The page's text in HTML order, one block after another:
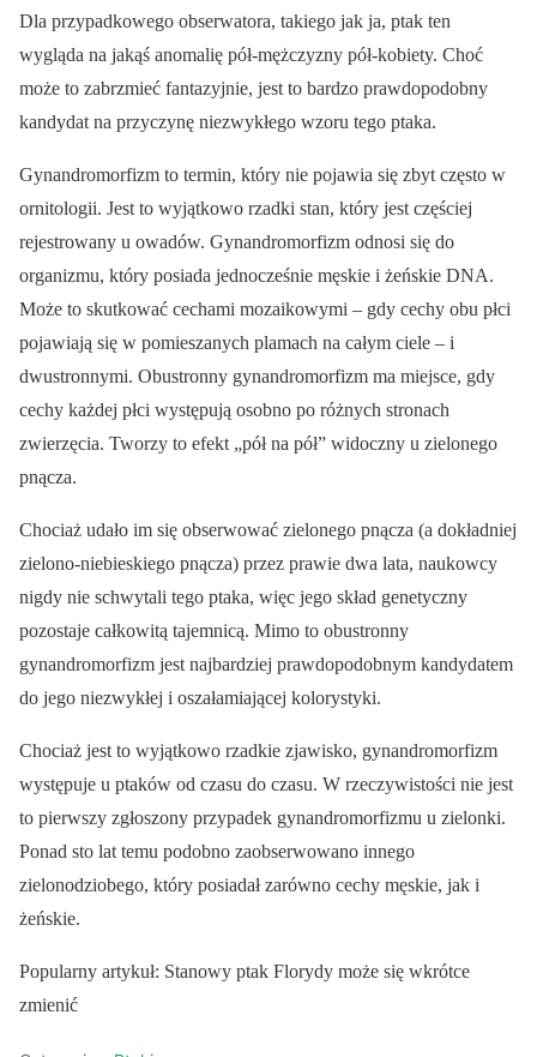
Dla przypadkowego obserwatora, takiego jak ja, ptak ten
wygląda na jakąś anomalię pół-mężczyzny pół-kobiety. Choć
może to zabrzmieć fantazyjnie, jest to bardzo prawdopodobny
kandydat na przyczynę niezwykłego wzoru tego ptaka.
Gynandromorfizm to termin, który nie pojawia się zbyt często w
ornitologii. Jest to wyjątkowo rzadki stan, który jest częściej
rejestrowany u owadów. Gynandromorfizm odnosi się do
organizmu, który posiada jednocześnie męskie i żeńskie DNA.
Może to skutkować cechami mozaikowymi – gdy cechy obu płci
pojawiają się w pomieszanych plamach na całym ciele – i
dwustronnymi. Obustronny gynandromorfizm ma miejsce, gdy
cechy każdej płci występują osobno po różnych stronach
zwierzęcia. Tworzy to efekt „pół na pół” widoczny u zielonego
pnącza.
Chociaż udało im się obserwować zielonego pnącza (a dokładniej
zielono-niebieskiego pnącza) przez prawie dwa lata, naukowcy
nigdy nie schwytali tego ptaka, więc jego skład genetyczny
pozostaje całkowitą tajemnicą. Mimo to obustronny
gynandromorfizm jest najbardziej prawdopodobnym kandydatem
do jego niezwykłej i oszałamiającej kolorystyki.
Chociaż jest to wyjątkowo rzadkie zjawisko, gynandromorfizm
występuje u ptaków od czasu do czasu. W rzeczywistości nie jest
to pierwszy zgłoszony przypadek gynandromorfizmu u zielonki.
Ponad sto lat temu podobno zaobserwowano innego
zielonodziobego, który posiadał zarówno cechy męskie, jak i
żeńskie.
Popularny artykuł: Stanowy ptak Florydy może się wkrótce
zmienić